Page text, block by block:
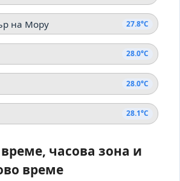
на Мору 27.8°C
28.0°C
28.0°C
28.1°C
часова зона и
време